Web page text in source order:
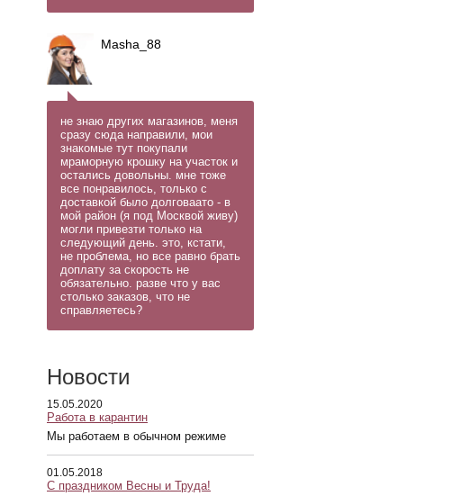
Masha_88
не знаю других магазинов, меня
сразу сюда направили, мои
знакомые тут покупали
мраморную крошку на участок и
остались довольны. мне тоже
все понравилось, только с
доставкой было долговаато - в
мой район (я под Москвой живу)
могли привезти только на
следующий день. это, кстати,
не проблема, но все равно брать
доплату за скорость не
обязательно. разве что у вас
столько заказов, что не
справляетесь?
Новости
15.05.2020
Работа в карантин
Мы работаем в обычном режиме
01.05.2018
С праздником Весны и Труда!